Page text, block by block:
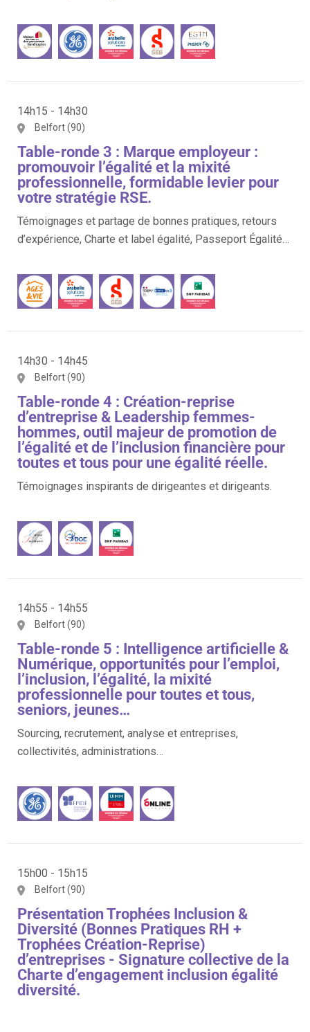
14h15 - 14h30
Belfort (90)
Table-ronde 3 : Marque employeur :
promouvoir l’égalité et la mixité
professionnelle, formidable levier pour
votre stratégie RSE.
Témoignages et partage de bonnes pratiques, retours
d’expérience, Charte et label égalité, Passeport Égalité…
14h30 - 14h45
Belfort (90)
Table-ronde 4 : Création-reprise
d’entreprise & Leadership femmes-
hommes, outil majeur de promotion de
l’égalité et de l’inclusion financière pour
toutes et tous pour une égalité réelle.
Témoignages inspirants de dirigeantes et dirigeants.
14h55 - 14h55
Belfort (90)
Table-ronde 5 : Intelligence artificielle &
Numérique, opportunités pour l’emploi,
l’inclusion, l’égalité, la mixité
professionnelle pour toutes et tous,
seniors, jeunes…
Sourcing, recrutement, analyse et entreprises,
collectivités, administrations…
15h00 - 15h15
Belfort (90)
Présentation Trophées Inclusion &
Diversité (Bonnes Pratiques RH +
Trophées Création-Reprise)
d’entreprises - Signature collective de la
Charte d’engagement inclusion égalité
diversité.